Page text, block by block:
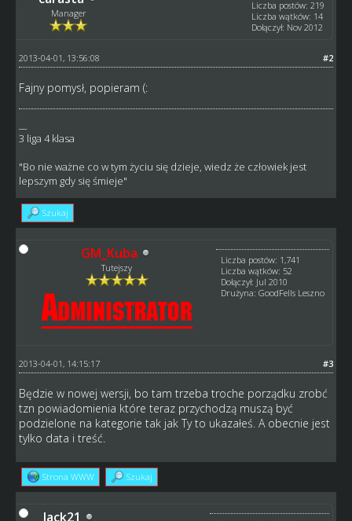
Manager
Liczba postów: 219
Liczba wątków: 14
Dołączył: Nov 2012
#2
2013-04-01, 13:56:08
Fajny pomysł, popieram (:
3 liga 4 klasa
"Bo nie ważne co w tym życiu się dzieje, wiedz że człowiek jest
lepszym gdy się śmieje"
Szukaj
GM_Kuba
Tutejszy
Liczba postów: 1,741
Liczba wątków: 52
Dołączył: Jul 2010
Drużyna: GoodFells Leszno
#3
2013-04-01, 14:15:17
Będzie w nowej wersji, bo tam trzeba troche porządku zrobć
tzn powiadomienia które teraz przychodzą muszą być
podzielone na kategorie tak jak Ty to ukazałeś. A obecnie jest
tylko data i treść.
Strona WWW Szukaj
Jack21